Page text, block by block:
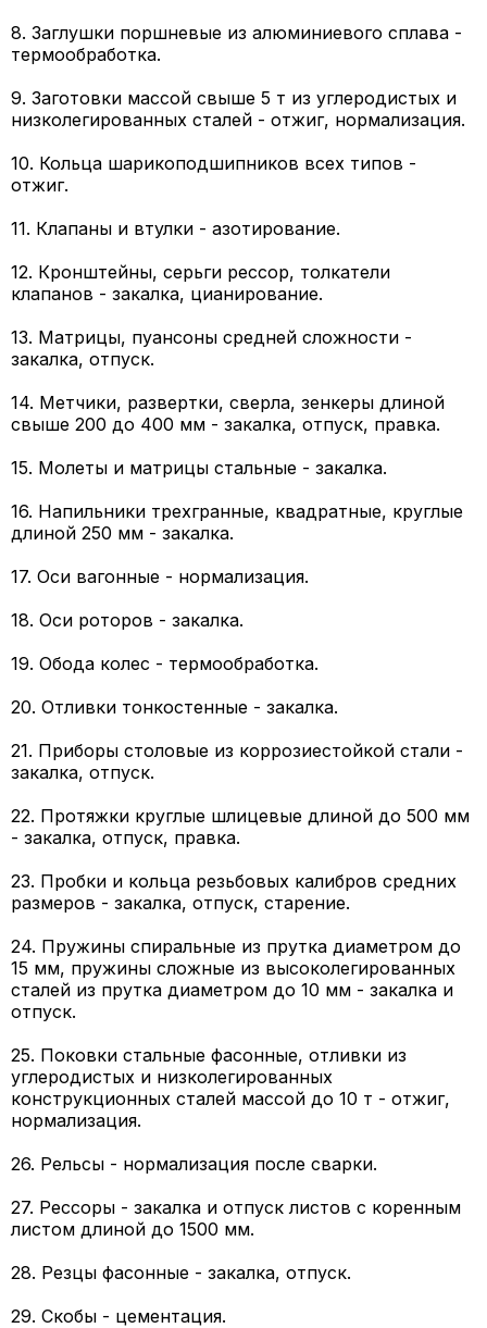
8. Заглушки поршневые из алюминиевого сплава -
термообработка.
9. Заготовки массой свыше 5 т из углеродистых и
низколегированных сталей - отжиг, нормализация.
10. Кольца шарикоподшипников всех типов -
отжиг.
11. Клапаны и втулки - азотирование.
12. Кронштейны, серьги рессор, толкатели
клапанов - закалка, цианирование.
13. Матрицы, пуансоны средней сложности -
закалка, отпуск.
14. Метчики, развертки, сверла, зенкеры длиной
свыше 200 до 400 мм - закалка, отпуск, правка.
15. Молеты и матрицы стальные - закалка.
16. Напильники трехгранные, квадратные, круглые
длиной 250 мм - закалка.
17. Оси вагонные - нормализация.
18. Оси роторов - закалка.
19. Обода колес - термообработка.
20. Отливки тонкостенные - закалка.
21. Приборы столовые из коррозиестойкой стали -
закалка, отпуск.
22. Протяжки круглые шлицевые длиной до 500 мм
- закалка, отпуск, правка.
23. Пробки и кольца резьбовых калибров средних
размеров - закалка, отпуск, старение.
24. Пружины спиральные из прутка диаметром до
15 мм, пружины сложные из высоколегированных
сталей из прутка диаметром до 10 мм - закалка и
отпуск.
25. Поковки стальные фасонные, отливки из
углеродистых и низколегированных
конструкционных сталей массой до 10 т - отжиг,
нормализация.
26. Рельсы - нормализация после сварки.
27. Рессоры - закалка и отпуск листов с коренным
листом длиной до 1500 мм.
28. Резцы фасонные - закалка, отпуск.
29. Скобы - цементация.